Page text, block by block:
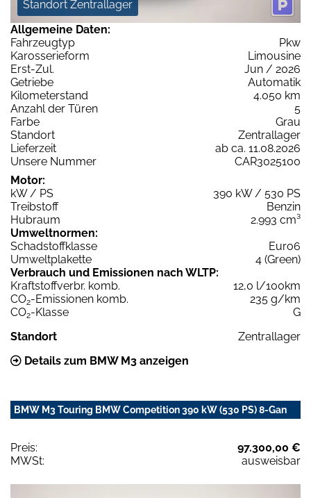
Standort Zentrallager
Allgemeine Daten:
Fahrzeugtyp
Pkw
Karosserieform
Limousine
Erst-Zul.
Jun / 2026
Getriebe
Automatik
Kilometerstand
4.050 km
Anzahl der Türen
5
Farbe
Grau
Standort
Zentrallager
Lieferzeit
ab ca. 11.08.2026
Unsere Nummer
CAR3025100
Motor:
kW / PS
390 kW / 530 PS
Treibstoff
Benzin
Hubraum
2.993 cm³
Umweltnormen:
Schadstoffklasse
Euro6
Umweltplakette
4 (Green)
Verbrauch und Emissionen nach WLTP:
Kraftstoffverbr. komb.
12,0 l/100km
CO2-Emissionen komb.
235 g/km
CO2-Klasse
G
Standort
Zentrallager
Details zum BMW M3 anzeigen
BMW M3 Touring BMW Competition 390 kW (530 PS) 8-Gan
Preis:
97.300,00 €
MWSt:
ausweisbar